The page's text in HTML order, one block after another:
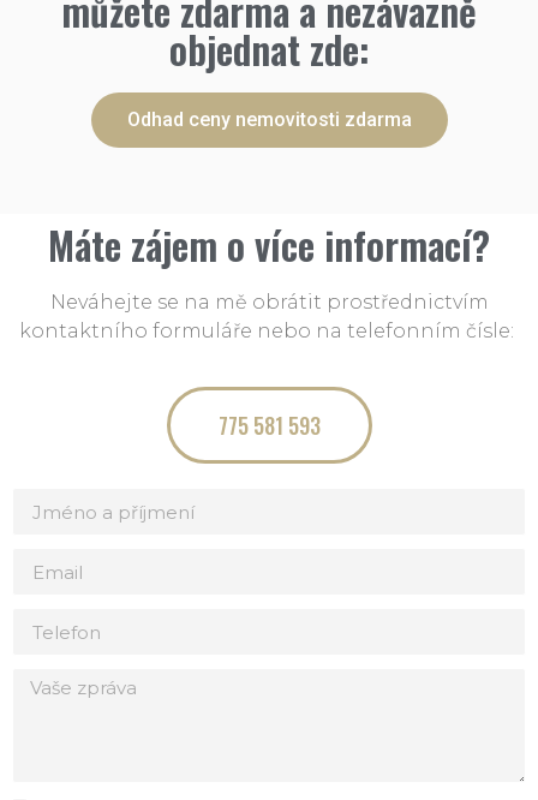
objednat zde:
Odhad ceny nemovitosti zdarma
Máte zájem o více informací?
Neváhejte se na mě obrátit prostřednictvím
kontaktního formuláře nebo na telefonním čísle:
775 581 593